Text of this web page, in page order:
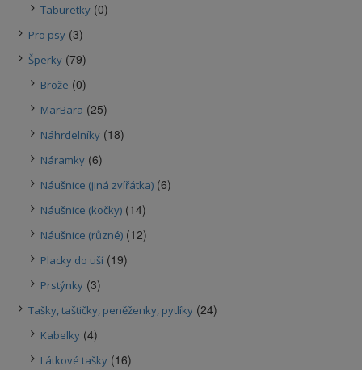
Taburetky (0)
Pro psy (3)
Šperky (79)
Brože (0)
MarBara (25)
Náhrdelníky (18)
Náramky (6)
Náušnice (jiná zvířátka) (6)
Náušnice (kočky) (14)
Náušnice (různé) (12)
Placky do uší (19)
Prstýnky (3)
Tašky, taštičky, peněženky, pytlíky (24)
Kabelky (4)
Látkové tašky (16)